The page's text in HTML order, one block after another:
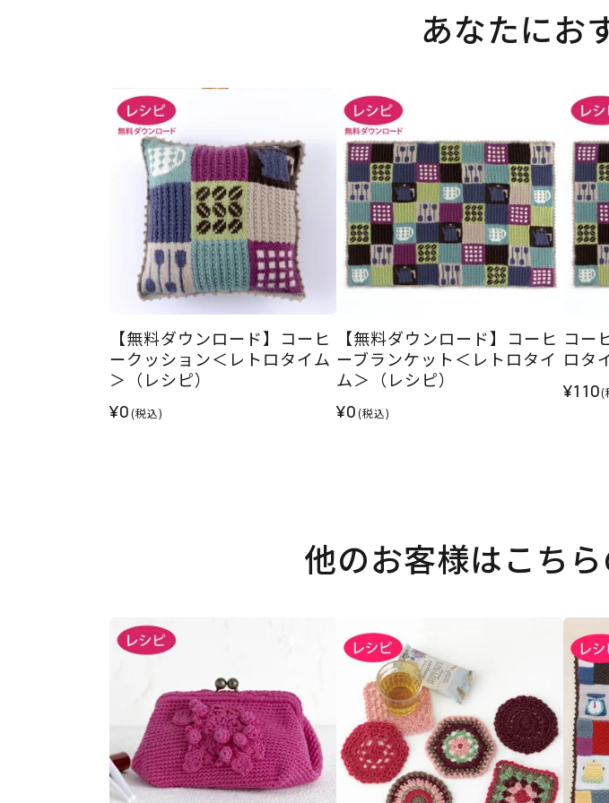
あなたにお
【無料ダウンロード】コーヒ
ークッション＜レトロタイム
＞（レシピ）
¥0(税込)
【無料ダウンロード】コーヒ
ーブランケット＜レトロタイ
ム＞（レシピ）
¥0(税込)
コー
ロタ
¥110(
他のお客様はこち